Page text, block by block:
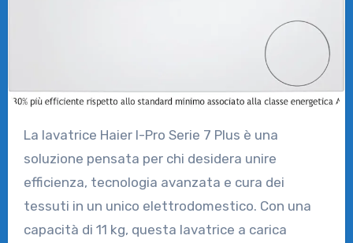
La lavatrice Haier I-Pro Serie 7 Plus è una
soluzione pensata per chi desidera unire
efficienza, tecnologia avanzata e cura dei
tessuti in un unico elettrodomestico. Con una
capacità di 11 kg, questa lavatrice a carica